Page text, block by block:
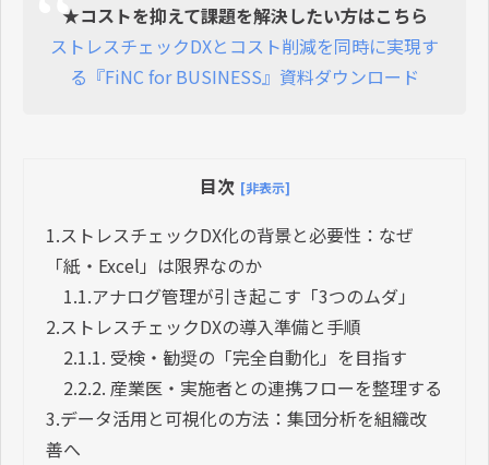
★コストを抑えて課題を解決したい方はこちら
ストレスチェックDXとコスト削減を同時に実現す
る『FiNC for BUSINESS』資料ダウンロード
目次 [非表示]
1.ストレスチェックDX化の背景と必要性：なぜ
「紙・Excel」は限界なのか
1.1.アナログ管理が引き起こす「3つのムダ」
2.ストレスチェックDXの導入準備と手順
2.1.1. 受検・勧奨の「完全自動化」を目指す
2.2.2. 産業医・実施者との連携フローを整理する
3.データ活用と可視化の方法：集団分析を組織改
善へ